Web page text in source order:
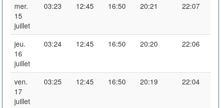
mer.
15
juillet
03:23 12:45 16:50 20:21 22:07
jeu.
16
juillet
03:24 12:45 16:50 20:20 22:06
ven.
17
juillet
03:25 12:45 16:50 20:19 22:04